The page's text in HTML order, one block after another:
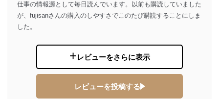
株式会社富士山マガジンサービス
代表取締役会長 西野 伸一郎
個人情報の取扱いについて
当社は以下の個人情報保護管理者を設置し、個人情報保
護管理者の責任のもと、個人情報を取得・アクセス・利
用・提供・管理いたします。
仕事の情報源として毎日読んでいます。以前も購読していました
が、fujisanさんの購入のしやすさでこのたび購読することにしま
した。
レビューをさらに表示
レビューを投稿する